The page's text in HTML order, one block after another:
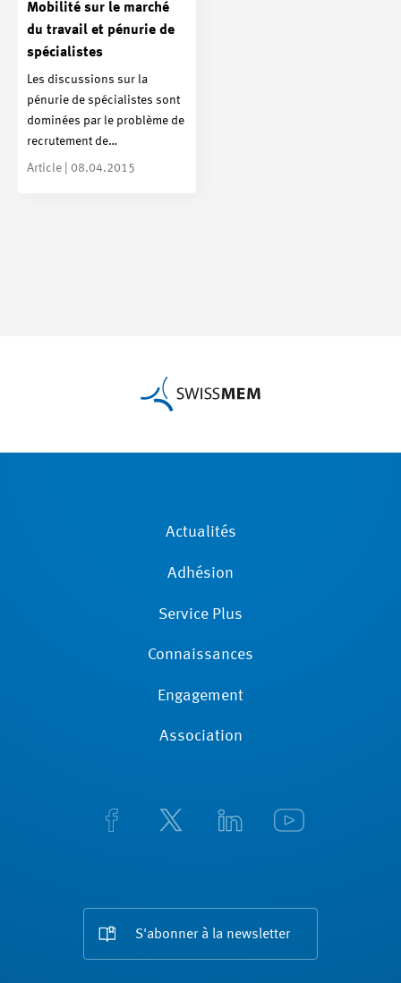
Mobilité sur le marché
du travail et pénurie de
spécialistes
Les discussions sur la
pénurie de spécialistes sont
dominées par le problème de
recrutement de…
Article | 08.04.2015
Actualités
Adhésion
Service Plus
Connaissances
Engagement
Association
S'abonner à la newsletter